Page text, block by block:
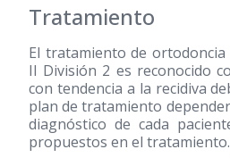
Tratamiento
El tratamiento de ortodoncia
II División 2 es reconocido
con tendencia a la recidiva
plan de tratamiento
diagnóstico de cada
propuestos en el tratamiento.